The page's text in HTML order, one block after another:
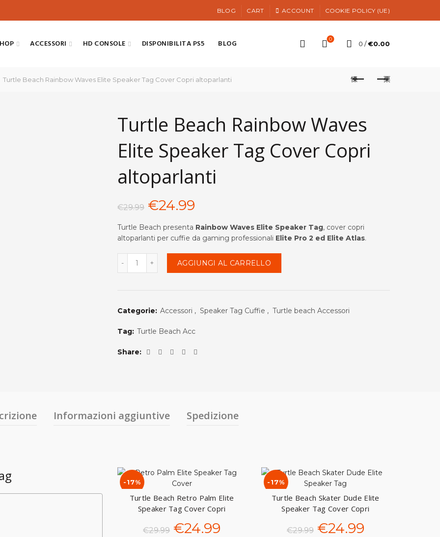
BLOG CART ACCOUNT COOKIE POLICY (UE)
ACCESSORI HD CONSOLE DISPONIBILITA PS5 BLOG 0
0 /€0.00
Turtle Beach Rainbow Waves Elite Speaker Tag Cover Copri altoparlanti
Turtle Beach Rainbow Waves
Elite Speaker Tag Cover Copri
altoparlanti
€29.99 Il
prezzo
era:
€24.99
prezzo
è:
Turtle Beach presenta Rainbow Waves Elite Speaker Tag, cover copri
altoparlanti per cuffie da gaming professionali Elite Pro 2 ed Elite Atlas.
Quantità
AGGIUNGI AL CARRELLO
Categorie: Accessori , Speaker Tag Cuffie , Turtle beach Accessori
Tag: Turtle Beach Acc
Share
Informazioni aggiuntive Spedizione
-17%
AGGIUNGI AL CARRELLO
Turtle Beach Retro Palm Elite
Speaker Tag Cover Copri
€29.99 Il
€24.99
-17%
AGGIUNGI AL CARRELLO
Turtle Beach Skater Dude Elite
Speaker Tag Cover Copri
€29.99 Il
€24.99Il